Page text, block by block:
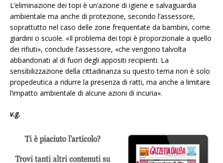
L’eliminazione dei topi è un’azione di igiene e salvaguardia
ambientale ma anche di protezione, secondo l’assessore,
soprattutto nel caso delle zone frequentate da bambini, come
giardini o scuole. «Il problema dei topi è proporzionale a quello
dei rifiuti», conclude l’assessore, «che vengono talvolta
abbandonati al di fuori degli appositi recipienti. La
sensibilizzazione della cittadinanza su questo tema non è solo
propedeutica a ridurre la presenza di ratti, ma anche a limitare
l’impatto ambientale di alcune azioni di incuria».
v.g.